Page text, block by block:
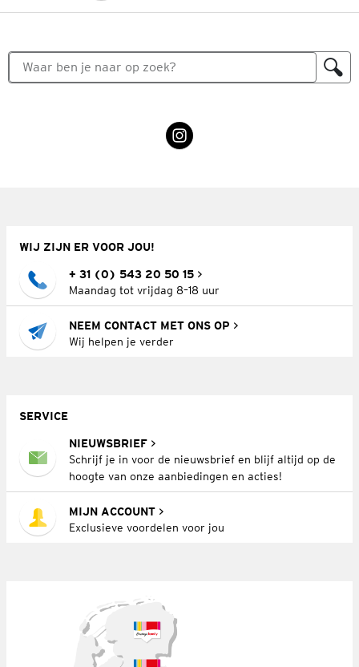
WIJ ZIJN ER VOOR JOU!
+ 31 (0) 543 20 50 15
Maandag tot vrijdag 8–18 uur
NEEM CONTACT MET ONS OP
Wij helpen je verder
SERVICE
NIEUWSBRIEF
Schrijf je in voor de nieuwsbrief en blijf altijd op de
hoogte van onze aanbiedingen en acties!
MIJN ACCOUNT
Exclusieve voordelen voor jou